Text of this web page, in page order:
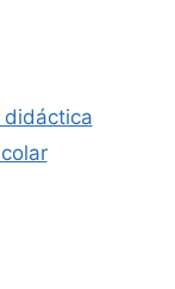
didáctica